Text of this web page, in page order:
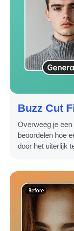
Buzz Cut
Overweeg je
beoordelen hoe
door het uiterlijk